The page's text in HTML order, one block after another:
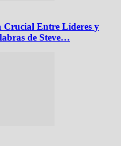
Crucial Entre Líderes y
de Steve…